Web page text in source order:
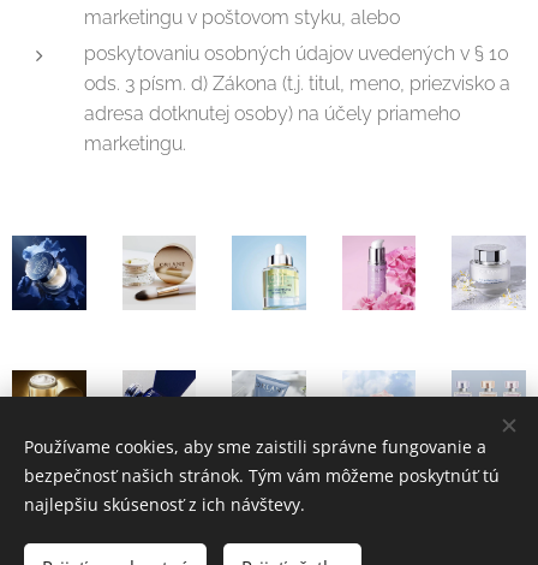
marketingu v poštovom styku, alebo
poskytovaniu osobných údajov uvedených v § 10
ods. 3 písm. d) Zákona (t.j. titul, meno, priezvisko a
adresa dotknutej osoby) na účely priameho
marketingu.
Institut Bratislava
Používame cookies, aby sme zaistili správne fungovanie a
bezpečnosť našich stránok. Tým vám môžeme poskytnúť tú
najlepšiu skúsenosť z ich návštevy.